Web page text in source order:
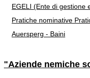
EGELI (Ente di gestione
Pratiche nominative
Auersperg - Baini
"Aziende nemiche